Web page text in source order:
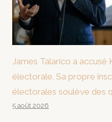
James Talarico a accusé
électorale. Sa propre
électorales soulève des
5 août 2026